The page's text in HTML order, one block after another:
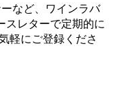
など、ワインラバ
スレターで定期的に
軽にご登録くださ